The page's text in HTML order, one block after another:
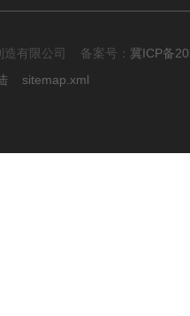
造有限公司 备案号： 冀ICP备
sitemap.xml